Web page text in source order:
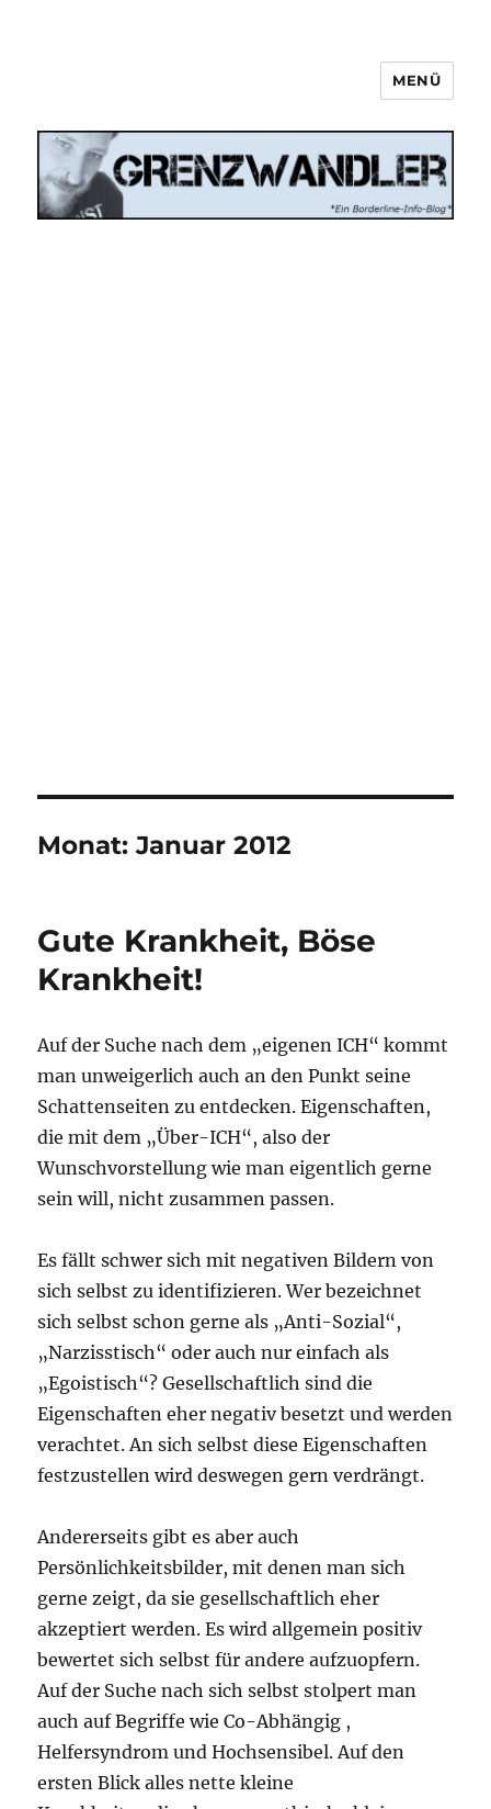
MENÜ
Monat:Januar 2012
Gute Krankheit, Böse
Krankheit!
Auf der Suche nach dem „eigenen ICH“ kommt
man unweigerlich auch an den Punkt seine
Schattenseiten zu entdecken. Eigenschaften,
die mit dem „Über-ICH“, also der
Wunschvorstellung wie man eigentlich gerne
sein will, nicht zusammen passen.
Es fällt schwer sich mit negativen Bildern von
sich selbst zu identifizieren. Wer bezeichnet
sich selbst schon gerne als „Anti-Sozial“,
„Narzisstisch“ oder auch nur einfach als
„Egoistisch“? Gesellschaftlich sind die
Eigenschaften eher negativ besetzt und werden
verachtet. An sich selbst diese Eigenschaften
festzustellen wird deswegen gern verdrängt.
Andererseits gibt es aber auch
Persönlichkeitsbilder, mit denen man sich
gerne zeigt, da sie gesellschaftlich eher
akzeptiert werden. Es wird allgemein positiv
bewertet sich selbst für andere aufzuopfern.
Auf der Suche nach sich selbst stolpert man
auch auf Begriffe wie Co-Abhängig ,
Helfersyndrom und Hochsensibel. Auf den
ersten Blick alles nette kleine